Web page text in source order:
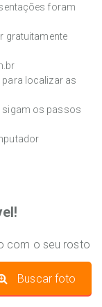
foram
gratuitamente
localizar as
sigam os passos
com o seu rosto
Buscar foto